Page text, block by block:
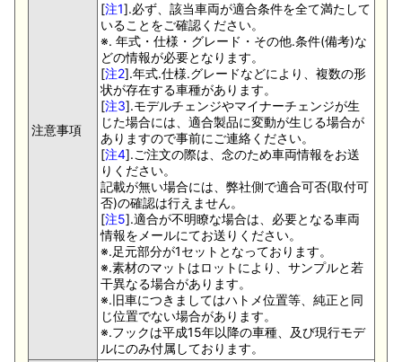
注意事項
[注1].必ず、該当車両が適合条件を全て満たして
いることをご確認ください。
※. 年式・仕様・グレード・その他.条件(備考)な
どの情報が必要となります。
[注2].年式.仕様.グレードなどにより、複数の形
状が存在する車種があります。
[注3].モデルチェンジやマイナーチェンジが生
じた場合には、適合製品に変動が生じる場合が
ありますので事前にご連絡ください。
[注4].ご注文の際は、念のため車両情報をお送
りください。
記載が無い場合には、弊社側で適合可否(取付可
否)の確認は行えません。
[注5].適合が不明瞭な場合は、必要となる車両
情報をメールにてお送りください。
※.足元部分が1セットとなっております。
※.素材のマットはロットにより、サンプルと若
干異なる場合があります。
※.旧車につきましてはハトメ位置等、純正と同
じ位置でない場合があります。
※.フックは平成15年以降の車種、及び現行モデ
ルにのみ付属しております。